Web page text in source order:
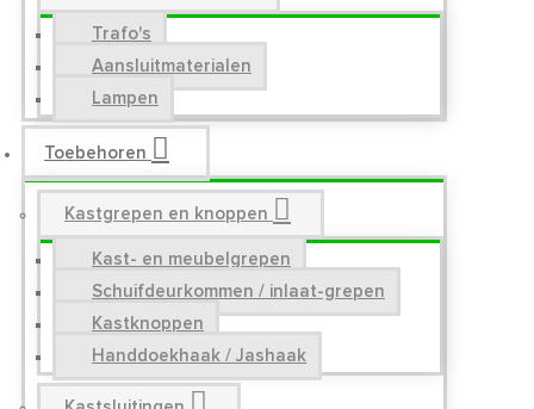
Trafo's
Aansluitmaterialen
Lampen
Toebehoren
Kastgrepen en knoppen
Kast- en meubelgrepen
Schuifdeurkommen / inlaat-grepen
Kastknoppen
Handdoekhaak / Jashaak